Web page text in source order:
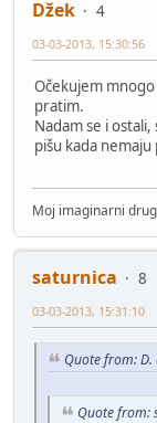
Džek
4
03-03-2013, 15:30:56
Očekujem
pratim.
Nadam se i
pišu kada nemaju
Moj imaginarni
saturnica
8
03-03-2013, 15:31:10
Quote from:
Quote from: